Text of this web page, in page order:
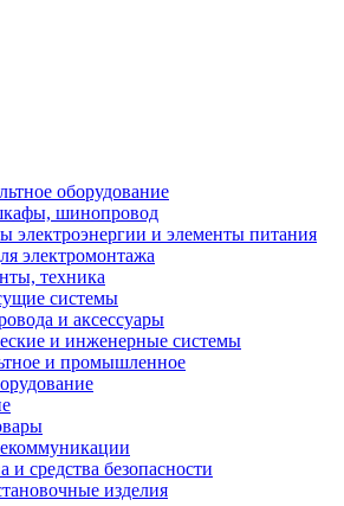
оборудование
шинопровод
электроэнергии и элементы питания
электромонтажа
техника
системы
и аксессуары
и инженерные системы
и промышленное
и средства безопасности
изделия